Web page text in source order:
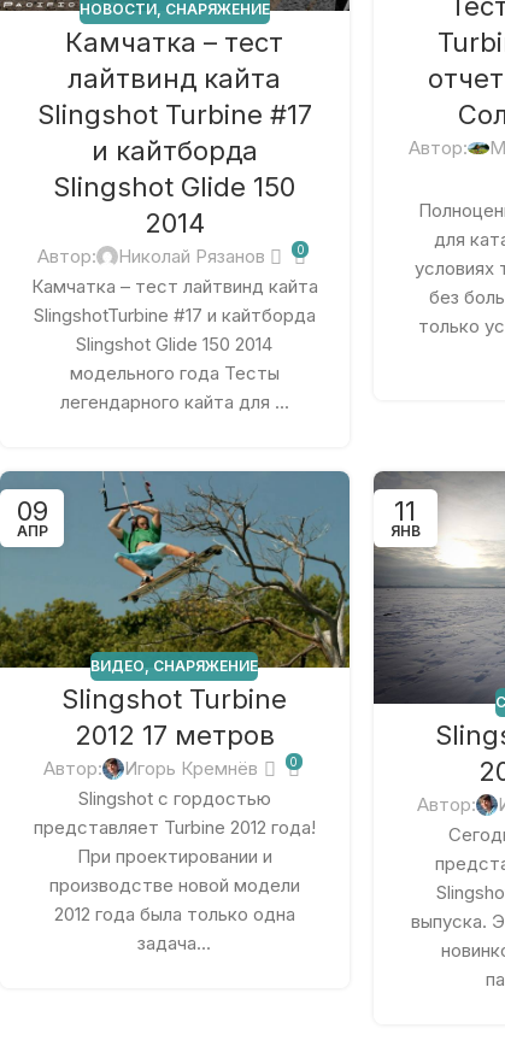
НОВОСТИ, СНАРЯЖЕНИЕ
Камчатка – тест
лайтвинд кайта
Slingshot Turbine #17
и кайтборда
Slingshot Glide 150
2014
Автор: Николай Рязанов 0
Камчатка – тест лайтвинд кайта
SlingshotTurbine #17 и кайтборда
Slingshot Glide 150 2014
модельного года Тесты
легендарного кайта для ...
Автор:
для
условиях
без
только
09
АПР
ВИДЕО СНАРЯЖЕНИЕ
Slingshot Turbine
2012 17 метров
Автор: Игорь Кремнёв 0
Slingshot с гордостью
представляет Turbine 2012 года!
При проектировании и
производстве новой модели
2012 года была только одна
задача...
11
ЯНВ
Автор:
выпуска.